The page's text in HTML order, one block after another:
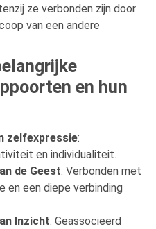
ze verbonden zijn door
van een andere
en hun
zelfexpressie:
en individualiteit.
de Geest: Verbonden met
en een diepe verbinding
Inzicht: Geassocieerd